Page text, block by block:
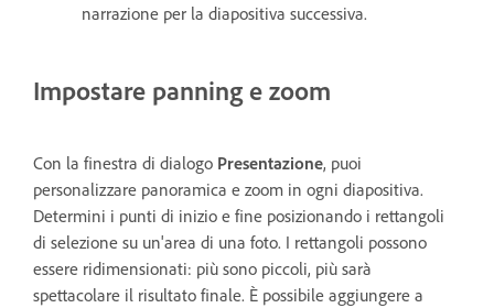
narrazione per la diapositiva successiva.
Impostare panning e zoom
Con la finestra di dialogo Presentazione, puoi
personalizzare panoramica e zoom in ogni diapositiva.
Determini i punti di inizio e fine posizionando i rettangoli
di selezione su un'area di una foto. I rettangoli possono
essere ridimensionati: più sono piccoli, più sarà
spettacolare il risultato finale. È possibile aggiungere a